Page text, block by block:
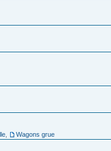
Wagons grue